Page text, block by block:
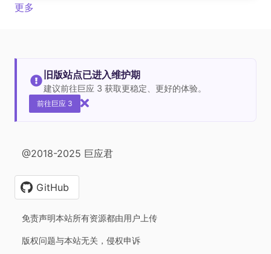
更多
旧版站点已进入维护期
建议前往巨应 3 获取更稳定、更好的体验。
前往巨应 3
@2018-2025 巨应君
GitHub
免责声明本站所有资源都由用户上传
版权问题与本站无关，侵权申诉